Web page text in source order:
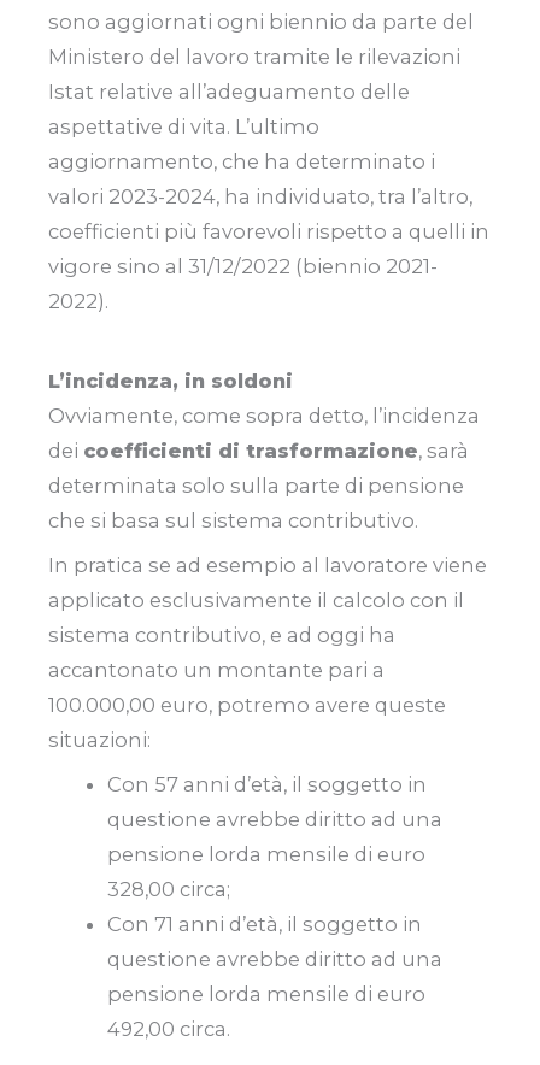
sono aggiornati ogni biennio da parte del
Ministero del lavoro tramite le rilevazioni
Istat relative all’adeguamento delle
aspettative di vita. L’ultimo
aggiornamento, che ha determinato i
valori 2023-2024, ha individuato, tra l’altro,
coefficienti più favorevoli rispetto a quelli in
vigore sino al 31/12/2022 (biennio 2021-
2022).
L’incidenza, in soldoni
Ovviamente, come sopra detto, l’incidenza
dei coefficienti di trasformazione, sarà
determinata solo sulla parte di pensione
che si basa sul sistema contributivo.
In pratica se ad esempio al lavoratore viene
applicato esclusivamente il calcolo con il
sistema contributivo, e ad oggi ha
accantonato un montante pari a
100.000,00 euro, potremo avere queste
situazioni:
Con 57 anni d’età, il soggetto in
questione avrebbe diritto ad una
pensione lorda mensile di euro
328,00 circa;
Con 71 anni d’età, il soggetto in
questione avrebbe diritto ad una
pensione lorda mensile di euro
492,00 circa.